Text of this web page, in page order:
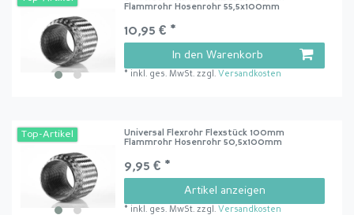
Flammrohr Hosenrohr 55,5x100mm
10,95 € *
In den Warenkorb
* inkl. ges. MwSt. zzgl. Versandkosten
Top-Artikel
Universal Flexrohr Flexstück 100mm
Flammrohr Hosenrohr 50,5x100mm
9,95 € *
Artikel anzeigen
* inkl. ges. MwSt. zzgl. Versandkosten